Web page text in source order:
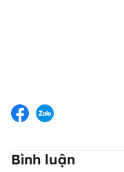
Bình luận